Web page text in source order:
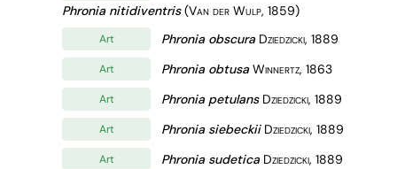
Phronia nitidiventris (Van der Wulp, 1859)
Art Phronia obscura Dziedzicki, 1889
Art Phronia obtusa Winnertz, 1863
Art Phronia petulans Dziedzicki, 1889
Art Phronia siebeckii Dziedzicki, 1889
Art Phronia sudetica Dziedzicki, 1889